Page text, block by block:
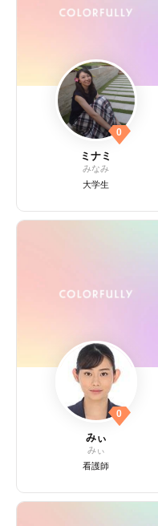
0
ミナミ
みなみ
大学生
0
みぃ
みぃ
看護師